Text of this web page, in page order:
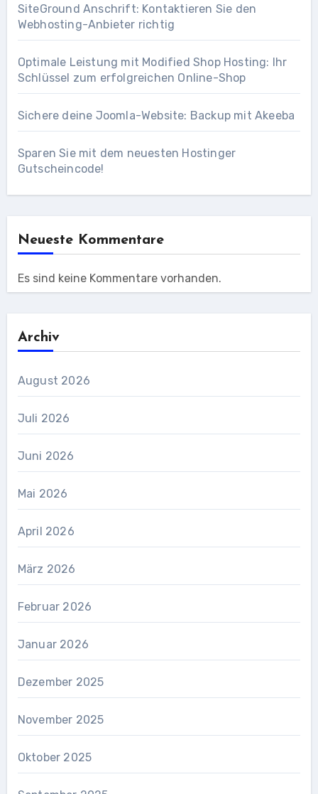
SiteGround Anschrift: Kontaktieren Sie den
Webhosting-Anbieter richtig
Optimale Leistung mit Modified Shop Hosting: Ihr
Schlüssel zum erfolgreichen Online-Shop
Sichere deine Joomla-Website: Backup mit Akeeba
Sparen Sie mit dem neuesten Hostinger
Gutscheincode!
Neueste Kommentare
Es sind keine Kommentare vorhanden.
Archiv
August 2026
Juli 2026
Juni 2026
Mai 2026
April 2026
März 2026
Februar 2026
Januar 2026
Dezember 2025
November 2025
Oktober 2025